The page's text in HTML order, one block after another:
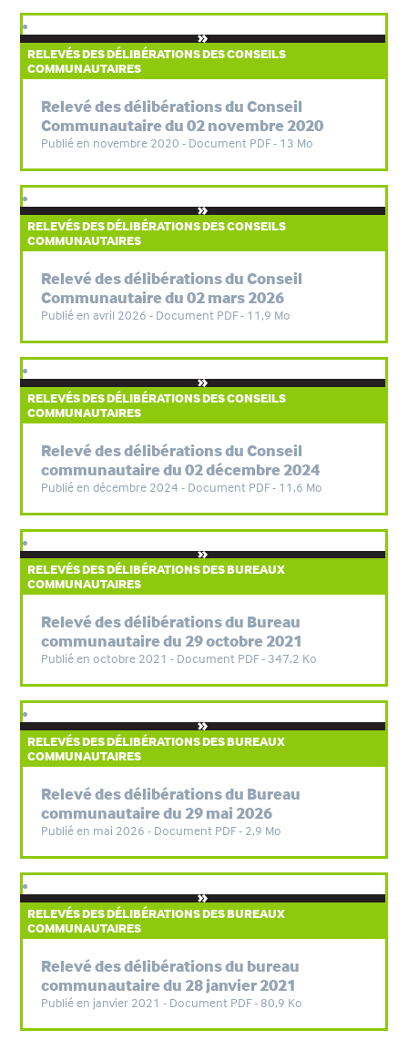
RELEVÉS DES DÉLIBÉRATIONS DES CONSEILS
COMMUNAUTAIRES
Relevé des délibérations du Conseil
Communautaire du 02 novembre 2020
Publié en novembre 2020 - Document PDF - 13 Mo
RELEVÉS DES DÉLIBÉRATIONS DES CONSEILS
COMMUNAUTAIRES
Relevé des délibérations du Conseil
Communautaire du 02 mars 2026
Publié en avril 2026 - Document PDF - 11,9 Mo
RELEVÉS DES DÉLIBÉRATIONS DES CONSEILS
COMMUNAUTAIRES
Relevé des délibérations du Conseil
communautaire du 02 décembre 2024
Publié en décembre 2024 - Document PDF - 11,6 Mo
RELEVÉS DES DÉLIBÉRATIONS DES BUREAUX
COMMUNAUTAIRES
Relevé des délibérations du Bureau
communautaire du 29 octobre 2021
Publié en octobre 2021 - Document PDF - 347,2 Ko
RELEVÉS DES DÉLIBÉRATIONS DES BUREAUX
COMMUNAUTAIRES
Relevé des délibérations du Bureau
communautaire du 29 mai 2026
Publié en mai 2026 - Document PDF - 2,9 Mo
RELEVÉS DES DÉLIBÉRATIONS DES BUREAUX
COMMUNAUTAIRES
Relevé des délibérations du bureau
communautaire du 28 janvier 2021
Publié en janvier 2021 - Document PDF - 80,9 Ko